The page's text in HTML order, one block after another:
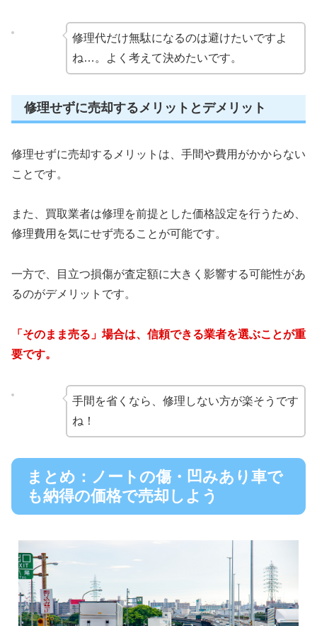
修理代だけ無駄になるのは避けたいですよ
ね…。よく考えて決めたいです。
修理せずに売却するメリットとデメリット
修理せずに売却するメリットは、手間や費用がかからない
ことです。
また、買取業者は修理を前提とした価格設定を行うため、
修理費用を気にせず売ることが可能です。
一方で、目立つ損傷が査定額に大きく影響する可能性があ
るのがデメリットです。
「そのまま売る」場合は、信頼できる業者を選ぶことが重
要です。
手間を省くなら、修理しない方が楽そうです
ね！
まとめ：ノートの傷・凹みあり車で
も納得の価格で売却しよう